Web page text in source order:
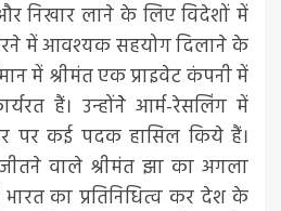
निखार लाने के लिए विदेशों में
में आवश्यक सहयोग दिलाने के
में श्रीमंत एक प्राइवेट कंपनी में
हैं। उन्होंनेे आर्म-रेसलिंग में
स्तर पर कई पदक हासिल किये हैं।
वाले श्रीमंत झा का अगला
का प्रतिनिधित्व कर देश के